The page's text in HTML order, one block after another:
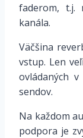
faderom, t.j.
kanála.
Väčšina
vstup. Len
ovládaných
sendov.
Na každom
podpora je